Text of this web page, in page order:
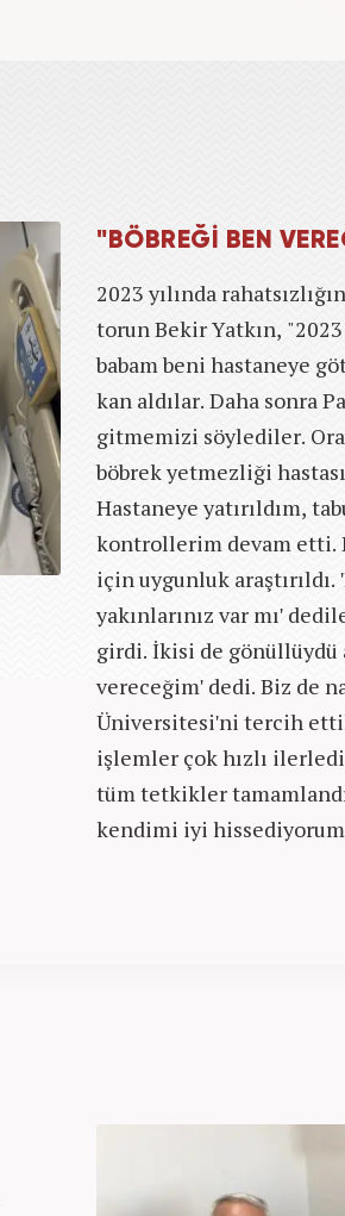
"BÖBREĞİ BEN
2023 yılında
torun Bekir Yatkın,
babam beni hastaneye
kan aldılar. Daha sonra
gitmemizi söylediler.
böbrek yetmezliği
Hastaneye yatırıldım,
kontrollerim devam etti.
için uygunluk
yakınlarınız var mı'
girdi. İkisi de gönüllüydü
vereceğim' dedi. Biz de
Üniversitesi'ni tercih
işlemler çok hızlı
tüm tetkikler
kendimi iyi